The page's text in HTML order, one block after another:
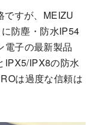
ですが、MEIZU
防塵・防水IP54
電子の最新製品
IPX5/IPX8の防水
は過度な信頼は